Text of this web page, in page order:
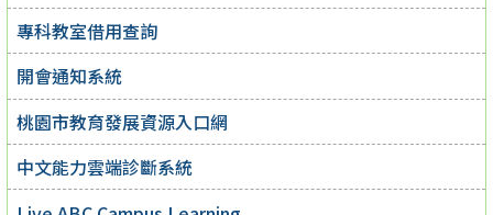
專科教室借用查詢
開會通知系統
桃園市教育發展資源入口網
中文能力雲端診斷系統